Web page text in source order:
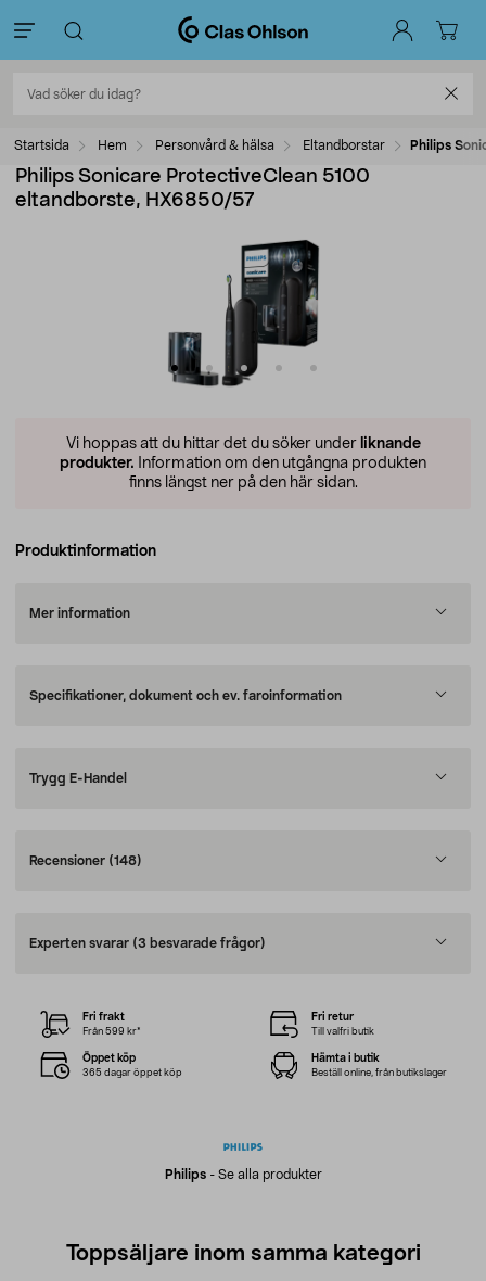
Startsida Hem Personvård & hälsa Eltandborstar Philips
Philips Sonicare ProtectiveClean 5100
eltandborste, HX6850/57
Vi hoppas att du hittar det du söker under liknande
produkter. Information om den utgångna produkten
finns längst ner på den här sidan.
Produktinformation
Mer information
Specifikationer, dokument och ev. faroinformation
Trygg E-Handel
Recensioner (148)
Experten svarar (3 besvarade frågor)
Philips- Se alla produkter
Fri frakt
Från 599 kr*
Fri retur
Till valfri butik
Öppet köp
365 dagar öppet köp
Hämta i butik
Beställ online, från butikslager
Toppsäljare inom samma kategori